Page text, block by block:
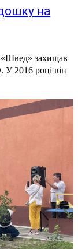
на
захищав
У 2016 році він